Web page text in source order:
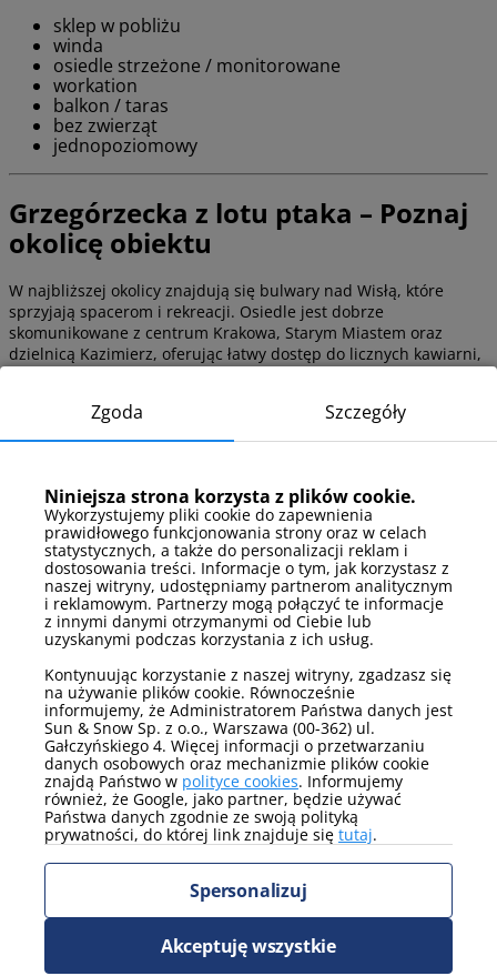
sklep w pobliżu
winda
osiedle strzeżone / monitorowane
workation
balkon / taras
bez zwierząt
jednopoziomowy
Grzegórzecka z lotu ptaka – Poznaj
okolicę obiektu
W najbliższej okolicy znajdują się bulwary nad Wisłą, które
sprzyjają spacerom i rekreacji. Osiedle jest dobrze
skomunikowane z centrum Krakowa, Starym Miastem oraz
dzielnicą Kazimierz, oferując łatwy dostęp do licznych kawiarni,
spacerowymi.
Do obiektu najłatwiej dojechać komunikacją miejską, korzystając
z tramwajów i autobusów kursujących wzdłuż ulicy
Grzegórzeckiej. Z centrum miasta można dojechać w kilka
minut. Dla podróżujących samochodem dostępne są zjazdy z
głównych dróg prowadzących do centrum Krakowa.
Sezonowe atrakcje w Grzegórzecka
Kraków oferuje różnorodne atrakcje przez cały rok, dostosowane
do sezonów. W zimie można korzystać z wydarzeń kulturalnych i
jarmarków, a latem z terenów zielonych i bulwarów nad Wisłą.
Co warto zrobić w Krakowie zimą?
Zwiedzanie muzeów i zabytków
Udział w jarmarkach świątecznych
Spacer po Starym Mieście i Kazimierzu
Co warto zrobić w Krakowie latem?
Zgoda Szczegóły
Niniejsza strona korzysta z plików cookie.
Wykorzystujemy pliki cookie do zapewnienia
prawidłowego funkcjonowania strony oraz w celach
statystycznych, a także do personalizacji reklam i
dostosowania treści. Informacje o tym, jak korzystasz z
naszej witryny, udostępniamy partnerom analitycznym
i reklamowym. Partnerzy mogą połączyć te informacje
z innymi danymi otrzymanymi od Ciebie lub
uzyskanymi podczas korzystania z ich usług.
Kontynuując korzystanie z naszej witryny, zgadzasz się
na używanie plików cookie. Równocześnie
informujemy, że Administratorem Państwa danych jest
Sun & Snow Sp. z o.o., Warszawa (00-362) ul.
Gałczyńskiego 4. Więcej informacji o przetwarzaniu
danych osobowych oraz mechanizmie plików cookie
znajdą Państwo w polityce cookies. Informujemy
również, że Google, jako partner, będzie używać
Państwa danych zgodnie ze swoją polityką
prywatności, do której link znajduje się tutaj.
Spersonalizuj
Akceptuję wszystkie